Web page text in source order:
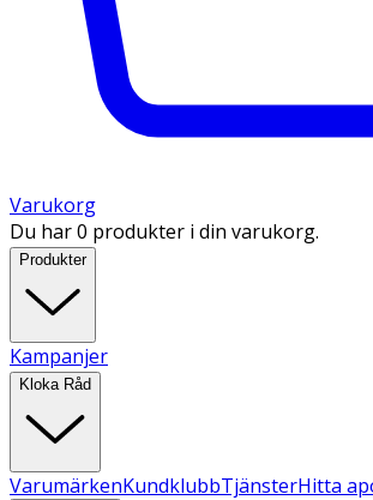
Varukorg
Du har 0 produkter i din varukorg.
Produkter
Kampanjer
Kloka Råd
VarumärkenKundklubbTjänsterHitta